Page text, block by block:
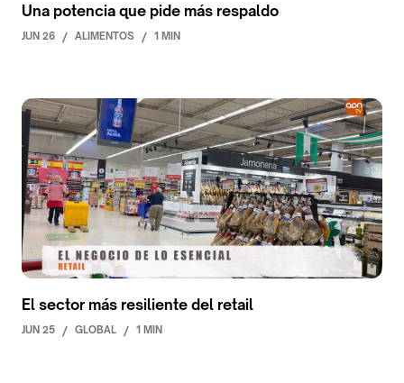
Una potencia que pide más respaldo
JUN 26 / ALIMENTOS / 1 MIN
El sector más resiliente del retail
JUN 25 / GLOBAL / 1 MIN